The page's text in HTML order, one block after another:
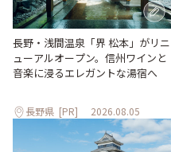
長野・浅間温泉「界 松本」がリニ
ューアルオープン。信州ワインと
音楽に浸るエレガントな湯宿へ
長野県 [PR] 2026.08.05